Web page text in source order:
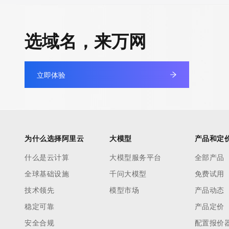
选域名，来万网
立即体验
为什么选择阿里云
什么是云计算
全球基础设施
技术领先
稳定可靠
安全合规
大模型
大模型服务平台
千问大模型
模型市场
产品和定
全部产品
免费试用
产品动态
产品定价
配置报价